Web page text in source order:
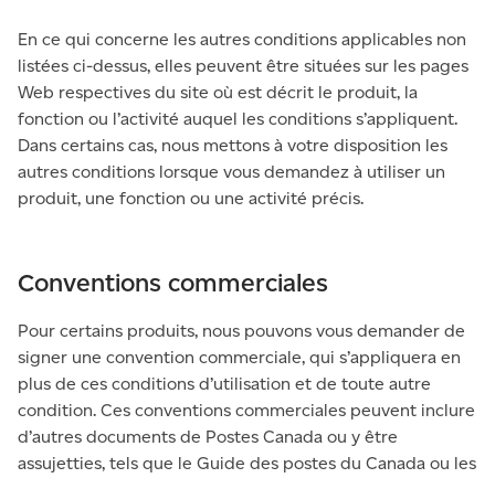
En ce qui concerne les autres conditions applicables non
listées ci-dessus, elles peuvent être situées sur les pages
Web respectives du site où est décrit le produit, la
fonction ou l’activité auquel les conditions s’appliquent.
Dans certains cas, nous mettons à votre disposition les
autres conditions lorsque vous demandez à utiliser un
produit, une fonction ou une activité précis.
Conventions commerciales
Pour certains produits, nous pouvons vous demander de
signer une convention commerciale, qui s’appliquera en
plus de ces conditions d’utilisation et de toute autre
condition. Ces conventions commerciales peuvent inclure
d’autres documents de Postes Canada ou y être
assujetties, tels que le Guide des postes du Canada ou les